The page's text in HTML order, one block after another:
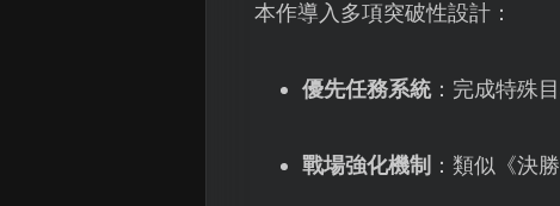
本作導入多項突破性設計：
優先任務系統：完成特殊
戰場強化機制 ：類似《決